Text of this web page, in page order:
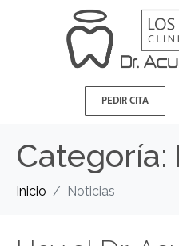
PEDIR CITA
Categoría:
Inicio Noticias